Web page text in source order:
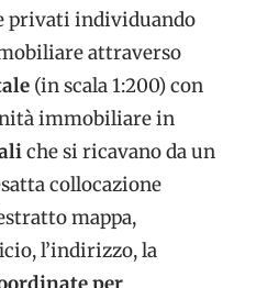
privati individuando
attraverso
(in scala 1:200) con
immobiliare in
che si ricavano da un
collocazione
mappa,
l’indirizzo, la